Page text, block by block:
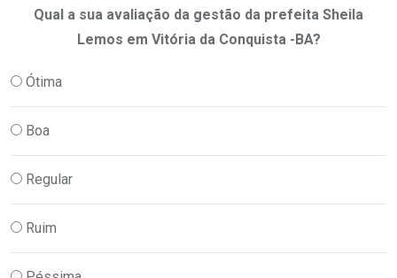
Qual a sua avaliação da gestão da prefeita Sheila
Lemos em Vitória da Conquista -BA?
Ótima
Boa
Regular
Ruim